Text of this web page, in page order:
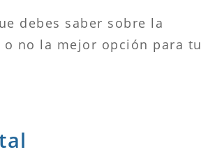
debes saber sobre la
no la mejor opción para tu